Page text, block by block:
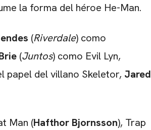
la forma del héroe He-Man.
(Riverdale) como
(Juntos) como Evil Lyn,
papel del villano Skeletor, Jared
Man (Hafthor Bjornsson), Trap